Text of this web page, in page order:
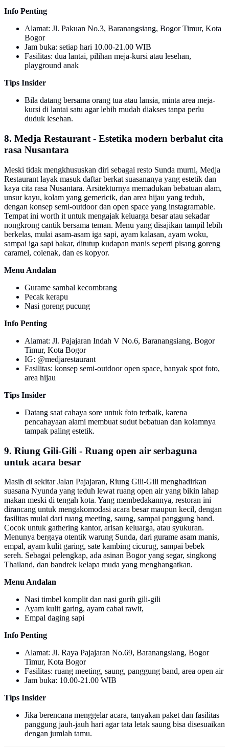
Info Penting
Alamat: Jl. Pakuan No.3, Baranangsiang, Bogor Timur, Kota
Bogor
Jam buka: setiap hari 10.00-21.00 WIB
Fasilitas: dua lantai, pilihan meja-kursi atau lesehan,
playground anak
Tips Insider
Bila datang bersama orang tua atau lansia, minta area meja-
kursi di lantai satu agar lebih mudah diakses tanpa perlu
duduk lesehan.
8. Medja Restaurant - Estetika modern berbalut cita
rasa Nusantara
Meski tidak mengkhususkan diri sebagai resto Sunda murni, Medja
Restaurant layak masuk daftar berkat suasananya yang estetik dan
kaya cita rasa Nusantara. Arsitekturnya memadukan bebatuan alam,
unsur kayu, kolam yang gemericik, dan area hijau yang teduh,
dengan konsep semi-outdoor dan open space yang instagramable.
Tempat ini worth it untuk mengajak keluarga besar atau sekadar
nongkrong cantik bersama teman. Menu yang disajikan tampil lebih
berkelas, mulai asam-asam iga sapi, ayam kalasan, ayam woku,
sampai iga sapi bakar, ditutup kudapan manis seperti pisang goreng
caramel, colenak, dan es kopyor.
Menu Andalan
Gurame sambal kecombrang
Pecak kerapu
Nasi goreng pucung
Info Penting
Alamat: Jl. Pajajaran Indah V No.6, Baranangsiang, Bogor
Timur, Kota Bogor
IG: @medjarestaurant
Fasilitas: konsep semi-outdoor open space, banyak spot foto,
area hijau
Tips Insider
Datang saat cahaya sore untuk foto terbaik, karena
pencahayaan alami membuat sudut bebatuan dan kolamnya
tampak paling estetik.
9. Riung Gili-Gili - Ruang open air serbaguna
untuk acara besar
Masih di sekitar Jalan Pajajaran, Riung Gili-Gili menghadirkan
suasana Nyunda yang teduh lewat ruang open air yang bikin lahap
makan meski di tengah kota. Yang membedakannya, restoran ini
dirancang untuk mengakomodasi acara besar maupun kecil, dengan
fasilitas mulai dari ruang meeting, saung, sampai panggung band.
Cocok untuk gathering kantor, arisan keluarga, atau syukuran.
Menunya bergaya otentik warung Sunda, dari gurame asam manis,
empal, ayam kulit garing, sate kambing cicurug, sampai bebek
sereh. Sebagai pelengkap, ada asinan Bogor yang segar, singkong
Thailand, dan bandrek kelapa muda yang menghangatkan.
Menu Andalan
Nasi timbel komplit dan nasi gurih gili-gili
Ayam kulit garing, ayam cabai rawit,
Empal daging sapi
Info Penting
Alamat: Jl. Raya Pajajaran No.69, Baranangsiang, Bogor
Timur, Kota Bogor
Fasilitas: ruang meeting, saung, panggung band, area open air
Jam buka: 10.00-21.00 WIB
Tips Insider
Jika berencana menggelar acara, tanyakan paket dan fasilitas
panggung jauh-jauh hari agar tata letak saung bisa disesuaikan
dengan jumlah tamu.